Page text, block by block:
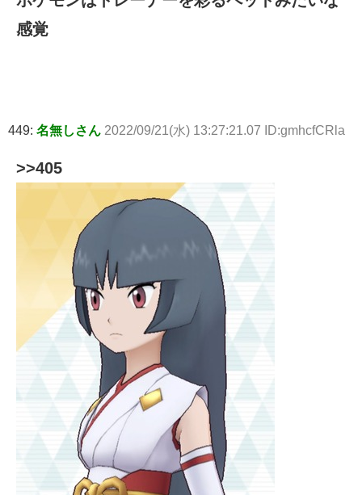
感覚
449: 名無しさん 2022/09/21(水) 13:27:21.07 ID:gmhcfCRla
>>405